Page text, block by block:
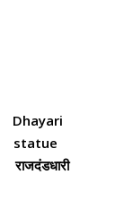
75
Dhayari
statue
राजदंडधारी